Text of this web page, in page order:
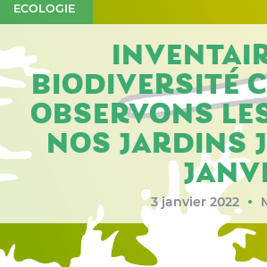
ECOLOGIE
BIODIVERSITÉ
OBSERVONS
NOS JARDINS
3 janvier 2022 ●